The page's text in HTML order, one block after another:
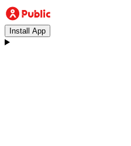
Install App